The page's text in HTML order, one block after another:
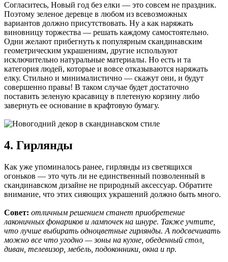
Согласитесь, Новый год без елки — это совсем не праздник.
Поэтому зеленое деревце в любом из всевозможных
вариантов должно присутствовать. Ну а как наряжать
виновницу торжества — решать каждому самостоятельно.
Одни желают прибегнуть к популярным скандинавским
геометрическим украшениям, другие используют
исключительно натуральные материалы. Но есть и та
категория людей, которые и вовсе отказываются наряжать
елку. Стильно и минималистично — скажут они, и будут
совершенно правы! В таком случае будет достаточно
поставить зеленую красавицу в плетеную корзину либо
завернуть ее основание в крафтовую бумагу.
4. Гирлянды
Как уже упоминалось ранее, гирлянды из светящихся
огоньков — это чуть ли не единственный позволенный в
скандинавском дизайне не природный аксессуар. Обратите
внимание, что этих сияющих украшений должно быть много.
Совет: отличным решением станет приобретение
лаконичных фонариков и лампочек на шнуре. Также учтите,
что лучше выбирать одноцветные гирлянды. А подсвечивать
можно все что угодно — зоны на кухне, обеденный стол,
диван, телевизор, мебель, подоконники, окна и пр.